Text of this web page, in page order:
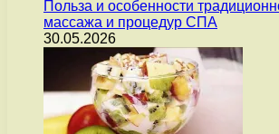
Польза и особенности
массажа и процедур СПА
30.05.2026